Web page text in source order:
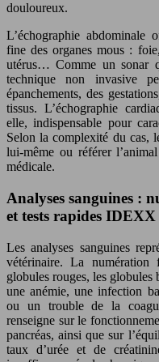
douloureux.
L’échographie abdominale
fine des organes mous :
utérus… Comme un sonar
technique non invasive
épanchements, des
tissus. L’échographie
elle, indispensable pour
Selon la complexité du cas,
lui-même ou référer
médicale.
Analyses sanguines :
et tests rapides IDEXX
Les analyses sanguines
vétérinaire. La numération
globules rouges, les globules
une anémie, une infection
ou un trouble de la
renseigne sur le
pancréas, ainsi que sur
taux d’urée et de